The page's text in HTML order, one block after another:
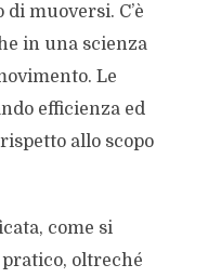
muoversi. C’è
in una scienza
Le
efficienza ed
allo scopo
come si
oltreché